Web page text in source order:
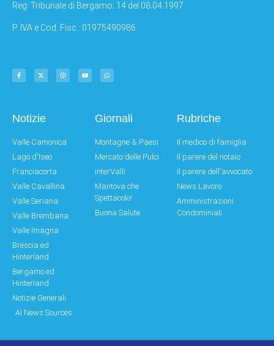
Reg: Tribunale di Bergamo: 14 del 08.04.1997
P. IVA e Cod. Fisc.: 01975490986
Notizie
Valle Camonica
Lago d'Iseo
Franciacorta
Valle Cavallina
Valle Seriana
Valle Brembana
Valle Imagna
Brescia ed
Hinterland
Bergamo ed
Hinterland
Notizie Generali
AI News Sources
Giornali
Montagne & Paesi
Mercato delle Pulci
interValli
Mantova che
Spettacolo!
Buona Salute
Rubriche
Il medico di famiglia
Il parere del notaio
Il parere dell'avvocato
News Lavoro
Amministrazioni
Condominiali